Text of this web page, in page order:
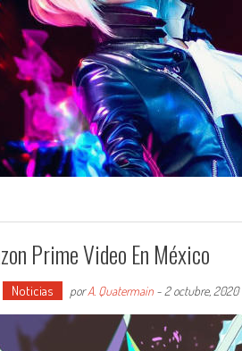
Prime Video En México
Noticias porA. Quatermain - 2 octubre, 2020